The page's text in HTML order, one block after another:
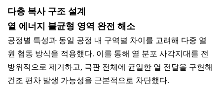
다층 복사 구조 설계
열 에너지 불균형 영역 완전 해소
공정별 특성과 동일 공정 내 구역별 차이를 고려해 다중 열
원 협동 방식을 적용했다. 이를 통해 열 분포 사각지대를 전
방위적으로 제거하고, 극판 전체에 균일한 열 전달을 구현해
건조 편차 발생 가능성을 근본적으로 차단했다.